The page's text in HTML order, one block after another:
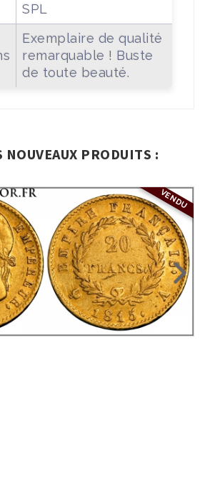
SPL
Exemplaire de qualité
remarquable ! Buste
de toute beauté.
NOUVEAUX PRODUITS :
VENDU